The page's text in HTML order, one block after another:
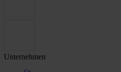
Unternehmen